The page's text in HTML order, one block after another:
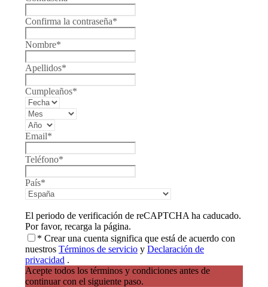
Confirma la contraseña*
Nombre*
Apellidos*
Cumpleaños*
Email*
Teléfono*
País*
El periodo de verificación de reCAPTCHA ha caducado.
Por favor, recarga la página.
* Crear una cuenta significa que está de acuerdo con
nuestros Términos de servicio y Declaración de
privacidad .
Acepte todos los términos y condiciones antes de
continuar con el siguiente paso.